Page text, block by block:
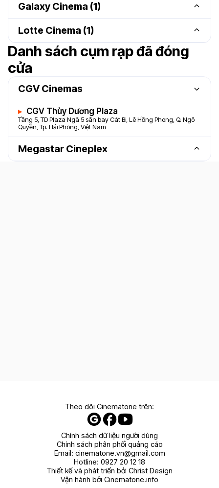
Galaxy Cinema (1)
Galaxy Long Xuyên
Xuyên, An Giang, Việt Nam
Lotte Cinema (1)
Lotte Cinema Long Xuyên
Tầng 5, TTTM Vincom Long Xuyên, P.Mỹ Bình, TP.Long Xuyên,
T.An Giang, Việt Nam
Danh sách cụm rạp đã đóng
cửa
CGV Cinemas
CGV Thùy Dương Plaza
Tầng 5, TD Plaza Ngã 5 sân bay Cát Bi, Lê Hồng Phong, Q. Ngô
Quyền, Tp. Hải Phòng, Việt Nam
Megastar Cineplex
Theo dõi Cinematone trên:
Chính sách dữ liệu người dùng
Chính sách phân phối quảng cáo
Email: cinematone.vn@gmail.com
Hotline: 0927 20 12 18
Thiết kế và phát triển bởi Christ Design
Vận hành bởi Cinematone.info